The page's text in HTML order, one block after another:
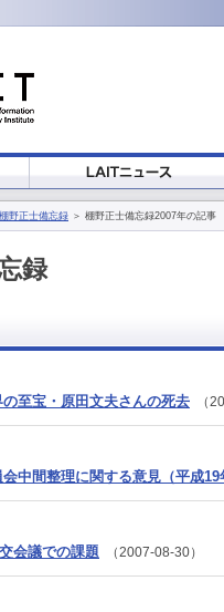
棚野正士備忘録 ＞ 棚野正士備忘録2007年の記事
至宝・原田文夫さんの死去 （
中間整理に関する意見（平成19
会議での課題 （2007-08-30）